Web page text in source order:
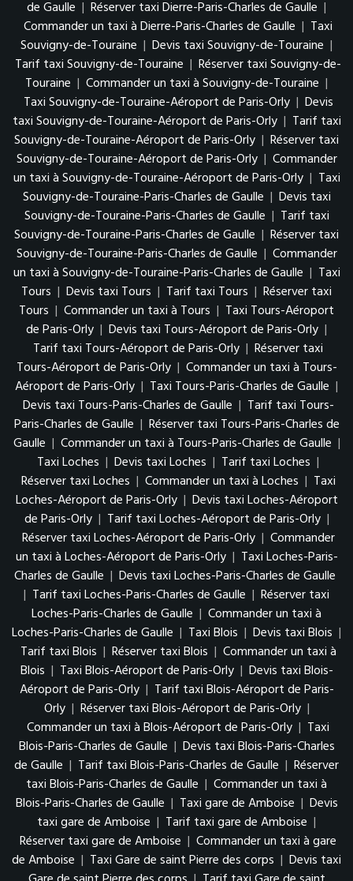
de Gaulle | Réserver taxi Dierre-Paris-Charles de Gaulle |
Commander un taxi à Dierre-Paris-Charles de Gaulle | Taxi
Souvigny-de-Touraine | Devis taxi Souvigny-de-Touraine |
Tarif taxi Souvigny-de-Touraine | Réserver taxi Souvigny-de-
Touraine | Commander un taxi à Souvigny-de-Touraine |
Taxi Souvigny-de-Touraine-Aéroport de Paris-Orly | Devis
taxi Souvigny-de-Touraine-Aéroport de Paris-Orly | Tarif taxi
Souvigny-de-Touraine-Aéroport de Paris-Orly | Réserver taxi
Souvigny-de-Touraine-Aéroport de Paris-Orly | Commander
un taxi à Souvigny-de-Touraine-Aéroport de Paris-Orly | Taxi
Souvigny-de-Touraine-Paris-Charles de Gaulle | Devis taxi
Souvigny-de-Touraine-Paris-Charles de Gaulle | Tarif taxi
Souvigny-de-Touraine-Paris-Charles de Gaulle | Réserver taxi
Souvigny-de-Touraine-Paris-Charles de Gaulle | Commander
un taxi à Souvigny-de-Touraine-Paris-Charles de Gaulle | Taxi
Tours | Devis taxi Tours | Tarif taxi Tours | Réserver taxi
Tours | Commander un taxi à Tours | Taxi Tours-Aéroport
de Paris-Orly | Devis taxi Tours-Aéroport de Paris-Orly |
Tarif taxi Tours-Aéroport de Paris-Orly | Réserver taxi
Tours-Aéroport de Paris-Orly | Commander un taxi à Tours-
Aéroport de Paris-Orly | Taxi Tours-Paris-Charles de Gaulle |
Devis taxi Tours-Paris-Charles de Gaulle | Tarif taxi Tours-
Paris-Charles de Gaulle | Réserver taxi Tours-Paris-Charles de
Gaulle | Commander un taxi à Tours-Paris-Charles de Gaulle |
Taxi Loches | Devis taxi Loches | Tarif taxi Loches |
Réserver taxi Loches | Commander un taxi à Loches | Taxi
Loches-Aéroport de Paris-Orly | Devis taxi Loches-Aéroport
de Paris-Orly | Tarif taxi Loches-Aéroport de Paris-Orly |
Réserver taxi Loches-Aéroport de Paris-Orly | Commander
un taxi à Loches-Aéroport de Paris-Orly | Taxi Loches-Paris-
Charles de Gaulle | Devis taxi Loches-Paris-Charles de Gaulle
| Tarif taxi Loches-Paris-Charles de Gaulle | Réserver taxi
Loches-Paris-Charles de Gaulle | Commander un taxi à
Loches-Paris-Charles de Gaulle | Taxi Blois | Devis taxi Blois |
Tarif taxi Blois | Réserver taxi Blois | Commander un taxi à
Blois | Taxi Blois-Aéroport de Paris-Orly | Devis taxi Blois-
Aéroport de Paris-Orly | Tarif taxi Blois-Aéroport de Paris-
Orly | Réserver taxi Blois-Aéroport de Paris-Orly |
Commander un taxi à Blois-Aéroport de Paris-Orly | Taxi
Blois-Paris-Charles de Gaulle | Devis taxi Blois-Paris-Charles
de Gaulle | Tarif taxi Blois-Paris-Charles de Gaulle | Réserver
taxi Blois-Paris-Charles de Gaulle | Commander un taxi à
Blois-Paris-Charles de Gaulle | Taxi gare de Amboise | Devis
taxi gare de Amboise | Tarif taxi gare de Amboise |
Réserver taxi gare de Amboise | Commander un taxi à gare
de Amboise | Taxi Gare de saint Pierre des corps | Devis taxi